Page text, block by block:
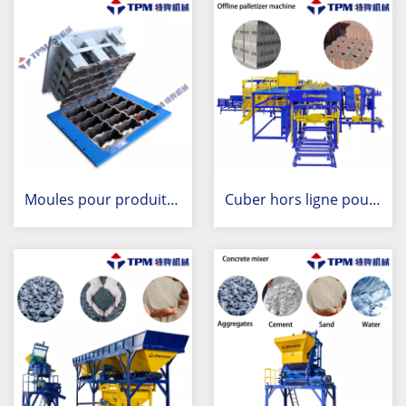
internationaux.
Moules pour produits en béton Cuber hors ligne pour la palettisation